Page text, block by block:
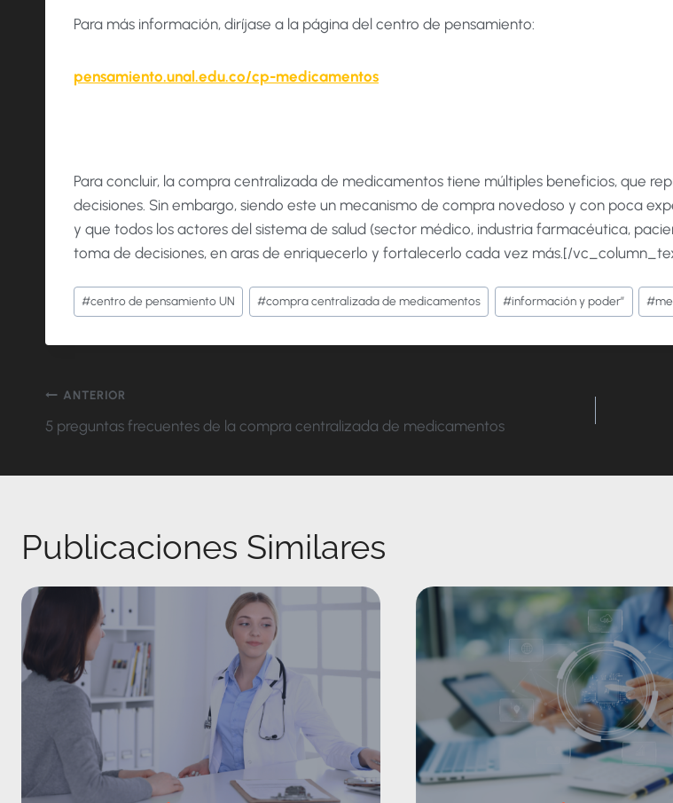
Para más información, diríjase a la página del centro de pensamiento:
pensamiento.unal.edu.co/cp-medicamentos
Para concluir, la compra centralizada de medicamentos tiene múltiples beneficios, que
decisiones. Sin embargo, siendo este un mecanismo de compra novedoso y con poca
y que todos los actores del sistema de salud (sector médico, industria farmacéutica,
toma de decisiones, en aras de enriquecerlo y fortalecerlo cada vez más.[/
Etiquetas
de
#centro de pensamiento UN #compra centralizada de medicamentos #información y poder” #
Navegación
de
entradas
ANTERIOR
5 preguntas frecuentes de la compra centralizada de medicamentos
Publicaciones Similares